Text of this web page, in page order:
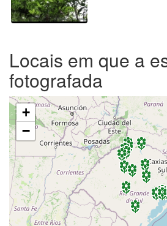
Locais em que a
fotografada
+
−